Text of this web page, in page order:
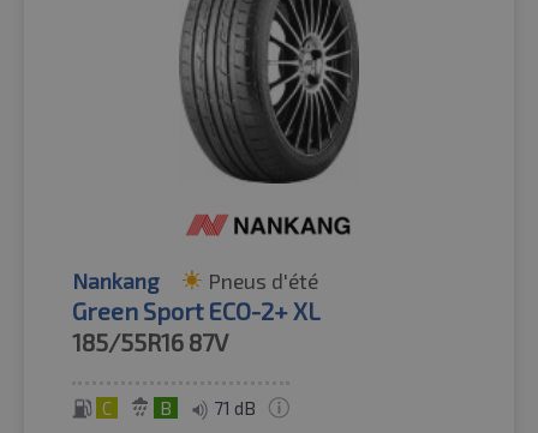
Nankang Pneus d'été
Green Sport ECO-2+ XL
185/55R16 87V
C B 71 dB